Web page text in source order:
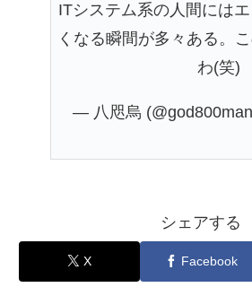
ITシステム系の人間には
くなる瞬間が多々ある。
わ(笑)
— 八咫烏
シェアする
X Facebook